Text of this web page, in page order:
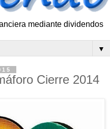
mediante dividendos
▼
Cierre 2014